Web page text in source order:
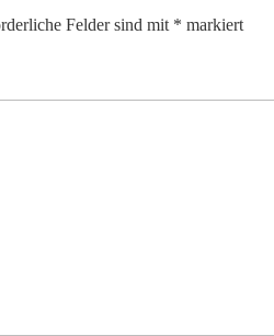
Felder sind mit * markiert